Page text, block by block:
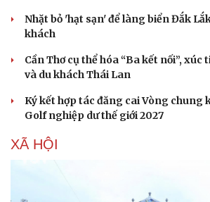
Nhặt bỏ 'hạt sạn' để làng biển Đắk
khách
Cần Thơ cụ thể hóa “Ba kết nối”, xúc
và du khách Thái Lan
Ký kết hợp tác đăng cai Vòng chung
Golf nghiệp dư thế giới 2027
XÃ HỘI